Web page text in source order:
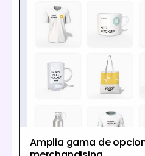
Amplia gama de